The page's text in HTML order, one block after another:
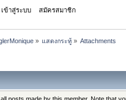
เข้าสู่ระบบ สมัครสมาชิก
» แสดงกระทู้» Attachments